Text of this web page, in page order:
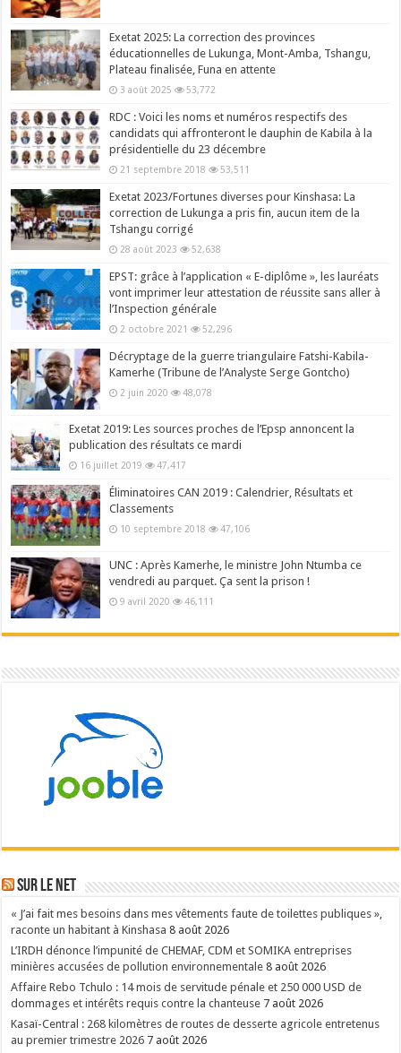
Exetat 2025: La correction des provinces
éducationnelles de Lukunga, Mont-Amba, Tshangu,
Plateau finalisée, Funa en attente
3 août 2025 53,772
RDC : Voici les noms et numéros respectifs des
candidats qui affronteront le dauphin de Kabila à la
présidentielle du 23 décembre
21 septembre 2018 53,511
Exetat 2023/Fortunes diverses pour Kinshasa: La
correction de Lukunga a pris fin, aucun item de la
Tshangu corrigé
28 août 2023 52,638
EPST: grâce à l’application « E-diplôme », les lauréats
vont imprimer leur attestation de réussite sans aller à
l’Inspection générale
2 octobre 2021 52,296
Décryptage de la guerre triangulaire Fatshi-Kabila-
Kamerhe (Tribune de l’Analyste Serge Gontcho)
2 juin 2020 48,078
Exetat 2019: Les sources proches de l’Epsp annoncent la
publication des résultats ce mardi
16 juillet 2019 47,417
Éliminatoires CAN 2019 : Calendrier, Résultats et
Classements
10 septembre 2018 47,106
UNC : Après Kamerhe, le ministre John Ntumba ce
vendredi au parquet. Ça sent la prison !
9 avril 2020 46,111
Sur le NET
« J’ai fait mes besoins dans mes vêtements faute de toilettes publiques »,
raconte un habitant à Kinshasa 8 août 2026
L’IRDH dénonce l’impunité de CHEMAF, CDM et SOMIKA entreprises
minières accusées de pollution environnementale 8 août 2026
Affaire Rebo Tchulo : 14 mois de servitude pénale et 250 000 USD de
dommages et intérêts requis contre la chanteuse 7 août 2026
Kasaï-Central : 268 kilomètres de routes de desserte agricole entretenus
au premier trimestre 2026 7 août 2026